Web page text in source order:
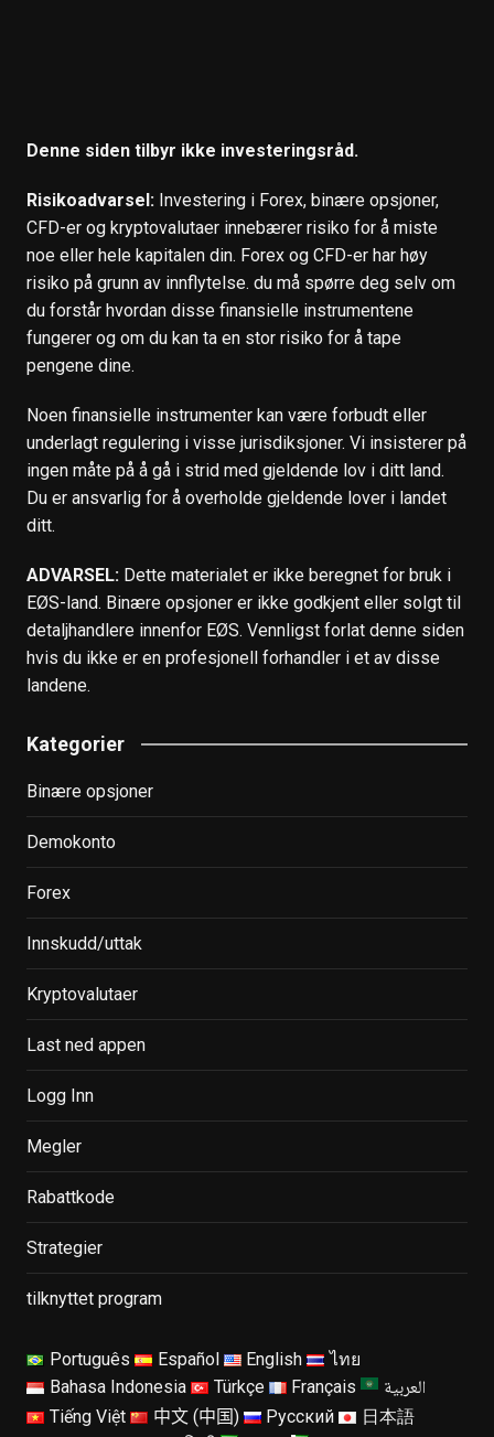
Denne siden tilbyr ikke investeringsråd.
Risikoadvarsel:Investering i Forex, binære opsjoner,
CFD-er og kryptovalutaer innebærer risiko for å miste
noe eller hele kapitalen din. Forex og CFD-er har høy
risiko på grunn av innflytelse. du må spørre deg selv om
du forstår hvordan disse finansielle instrumentene
fungerer og om du kan ta en stor risiko for å tape
pengene dine.
Noen finansielle instrumenter kan være forbudt eller
underlagt regulering i visse jurisdiksjoner. Vi insisterer på
ingen måte på å gå i strid med gjeldende lov i ditt land.
Du er ansvarlig for å overholde gjeldende lover i landet
ditt.
ADVARSEL:Dette materialet er ikke beregnet for bruk i
EØS-land. Binære opsjoner er ikke godkjent eller solgt til
detaljhandlere innenfor EØS. Vennligst forlat denne siden
hvis du ikke er en profesjonell forhandler i et av disse
landene.
Kategorier
Binære opsjoner
Demokonto
Forex
Innskudd/uttak
Kryptovalutaer
Last ned appen
Logg Inn
Megler
Rabattkode
Strategier
tilknyttet program
Português Español English
ไทย
Bahasa Indonesia
Türkçe Français العربية
Tiếng Việt 中文 (中国) Русский
日本語